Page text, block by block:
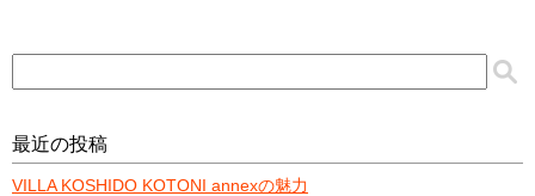
最近の投稿
VILLA KOSHIDO KOTONI annexの魅力